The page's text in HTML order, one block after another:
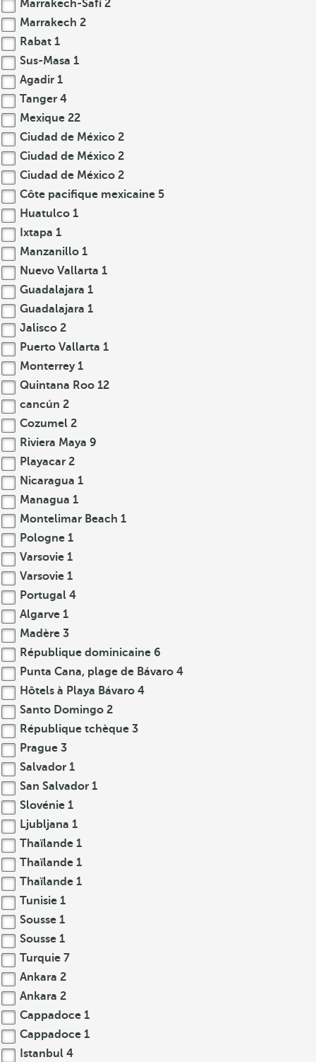
Marrakech-Safí 2
Marrakech 2
Rabat 1
Sus-Masa 1
Agadir 1
Tanger 4
Mexique 22
Ciudad de México 2
Ciudad de México 2
Ciudad de México 2
Côte pacifique mexicaine 5
Huatulco 1
Ixtapa 1
Manzanillo 1
Nuevo Vallarta 1
Guadalajara 1
Guadalajara 1
Jalisco 2
Puerto Vallarta 1
Monterrey 1
Quintana Roo 12
cancún 2
Cozumel 2
Riviera Maya 9
Playacar 2
Nicaragua 1
Managua 1
Montelimar Beach 1
Pologne 1
Varsovie 1
Varsovie 1
Portugal 4
Algarve 1
Madère 3
République dominicaine 6
Punta Cana, plage de Bávaro 4
Hôtels à Playa Bávaro 4
Santo Domingo 2
République tchèque 3
Prague 3
Salvador 1
San Salvador 1
Slovénie 1
Ljubljana 1
Thaïlande 1
Thaïlande 1
Thaïlande 1
Tunisie 1
Sousse 1
Sousse 1
Turquie 7
Ankara 2
Ankara 2
Cappadoce 1
Cappadoce 1
Istanbul 4